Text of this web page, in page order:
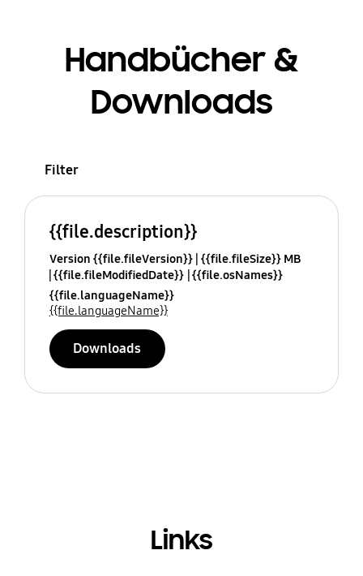
Handbücher &
Downloads
Filter
{{file.description}}
Version {{file.fileVersion}} {{file.fileSize}} MB
{{file.fileModifiedDate}} {{file.osNames}}
{{file.languageName}}
{{file.languageName}}
Downloads
Links